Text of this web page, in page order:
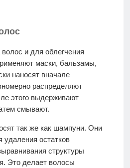
и для облегчения
маски, бальзамы,
наносят вначале
распределяют
этого выдерживают
смывают.
так же как шампуни. Они
удаления остатков
структуры
Это делает волосы